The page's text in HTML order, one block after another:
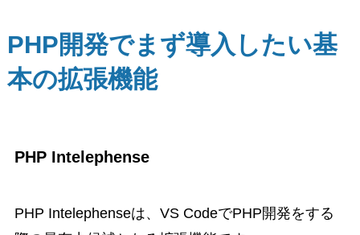
PHP開発でまず導入したい基
本の拡張機能
PHP Intelephense
PHP Intelephenseは、VS CodeでPHP開発をする